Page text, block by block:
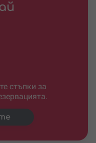
стъпки за